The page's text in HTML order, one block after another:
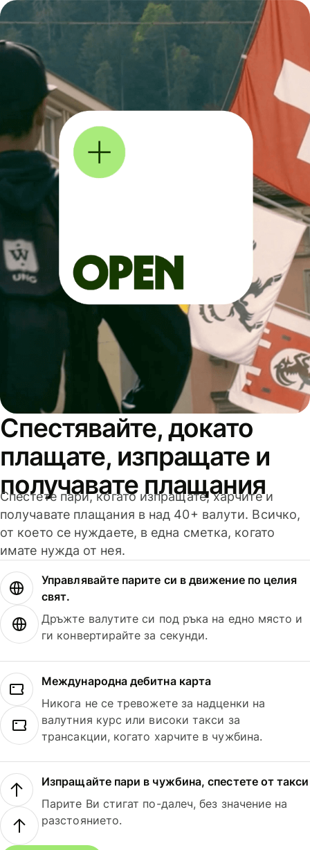
Спестявайте, докато
плащате, изпращате и
получавате плащания
Спестете пари, когато изпращате, харчите и
получавате плащания в над 40+ валути. Всичко,
от което се нуждаете, в една сметка, когато
имате нужда от нея.
Управлявайте парите си в движение по целия
свят.
Дръжте валутите си под ръка на едно място и
ги конвертирайте за секунди.
Международна дебитна карта
Никога не се тревожете за надценки на
валутния курс или високи такси за
трансакции, когато харчите в чужбина.
Изпращайте пари в чужбина, спестете от такси
Парите Ви стигат по-далеч, без значение на
разстоянието.